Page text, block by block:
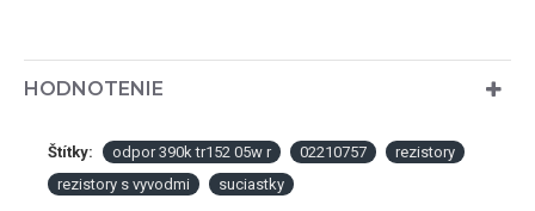
HODNOTENIE
Štítky: odpor 390k tr152 05w r 02210757
rezistory
rezistory s vyvodmi
suciastky